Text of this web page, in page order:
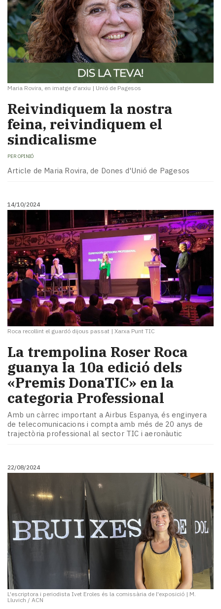
Maria Rovira, en imatge d'arxiu | Unió de Pagesos
Reivindiquem la nostra
feina, reivindiquem el
sindicalisme
PER OPINIÓ
Article de Maria Rovira, de Dones d'Unió de Pagesos
14/10/2024
Roca recollint el guardó dijous passat | Xarxa Punt TIC
La trempolina Roser Roca
guanya la 10a edició dels
«Premis DonaTIC» en la
categoria Professional
Amb un càrrec important a Airbus Espanya, és enginyera
de telecomunicacions i compta amb més de 20 anys de
trajectòria professional al sector TIC i aeronàutic
22/08/2024
L'escriptora i periodista Ivet Eroles és la comissària de l'exposició | M.
Lluvich / ACN